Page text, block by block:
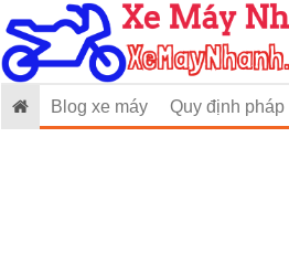
Blog xe máy Quy định pháp